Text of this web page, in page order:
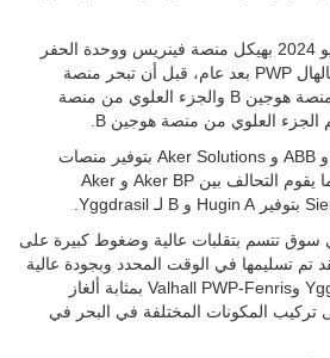
بدأت عملية التسليم في يونيو 2024 بهيكل منصة فينريس ووحدة الحفر
المسبق. تلتها هيكل منصة فالهال PWP بعد عام، قبل أن تبحر منصة
هوجين A في يوليو. غادرت منصة هوجين B والجزء العلوي من منصة
يقوم التحالف بين Aker BP و ABB و Aker Solutions بتوفير منصات
Valhall PWP و Fenris، بينما يقوم التحالف بين Aker BP و Aker
سوق تتسم بتقلبات عالية وضغوط كبيرة على
تم تسليمها في الوقت المحدد وبجودة عالية
وبأمان. يُعد مشروعا Yggdrasil وValhall PWP-Fenris بمثابة ألغاز
تركيب المكونات المختلفة في البحر في